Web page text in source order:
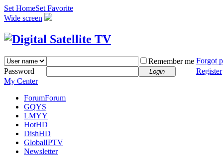
Set HomeSet Favorite
Wide screen
Remember me Forgot
Password
Login
Register
My Center
ForumForum
GQYS
LMYY
HotHD
DishHD
GlobalIPTV
Newsletter